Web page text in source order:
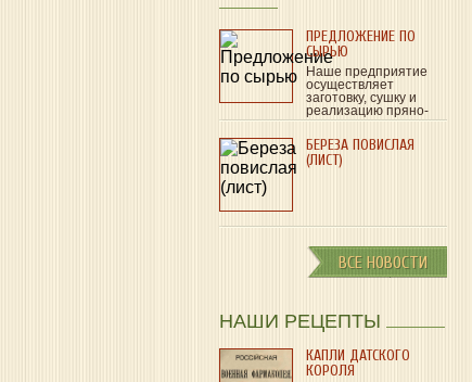
ПРЕДЛОЖЕНИЕ ПО
СЫРЬЮ
Наше предприятие
осуществляет
заготовку, сушку и
реализацию пряно-
ароматического и
лекарственного…
БЕРЕЗА ПОВИСЛАЯ
(ЛИСТ)
ВСЕ НОВОСТИ
НАШИ РЕЦЕПТЫ
КАПЛИ ДАТСКОГО
КОРОЛЯ